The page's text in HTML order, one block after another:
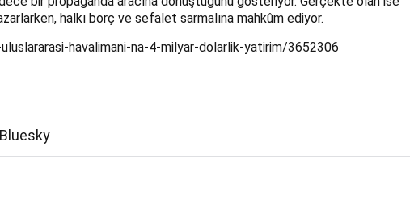
halkı borç ve sefalet sarmalına mahkûm ediyor.
havalimani-na-4-milyar-dolarlik-yatirim/3652306
Bluesky